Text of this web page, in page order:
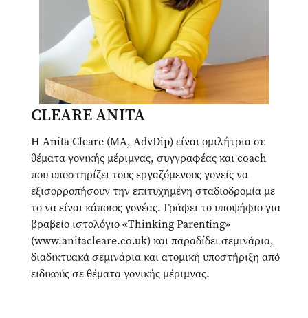
CLEARE ANITA
Η Anita Cleare (MA, AdvDip) είναι ομιλήτρια σε
θέματα γονικής μέριμνας, συγγραφέας και coach
που υποστηρίζει τους εργαζόμενους γονείς να
εξισορροπήσουν την επιτυχημένη σταδιοδρομία με
το να είναι κάποιος γονέας. Γράφει το υποψήφιο για
βραβείο ιστολόγιο «Thinking Parenting»
(www.anitacleare.co.uk) και παραδίδει σεμινάρια,
διαδικτυακά σεμινάρια και ατομική υποστήριξη από
ειδικούς σε θέματα γονικής μέριμνας.